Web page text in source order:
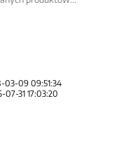
03-09 09:51:34
07-31 17:03:20